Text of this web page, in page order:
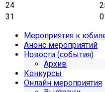
24
31
Мероприятия к
Анонс мероприятий
Новости (события)
Архив
Конкурсы
Онлайн мероприятия